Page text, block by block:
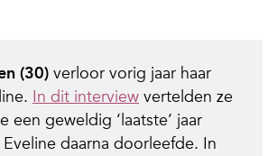
(30) verloor vorig jaar haar
In dit interview vertelden ze
een geweldig ‘laatste’ jaar
daarna doorleefde. In